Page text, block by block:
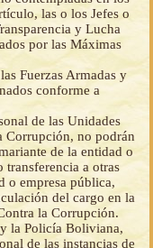
las o los Jefes o
y Lucha
por las Máximas
Fuerzas Armadas y
conforme a
de las Unidades
Corrupción, no podrán
de la entidad o
transferencia a otras
o empresa pública,
del cargo en la
la Corrupción.
la Policía Boliviana,
de las instancias de